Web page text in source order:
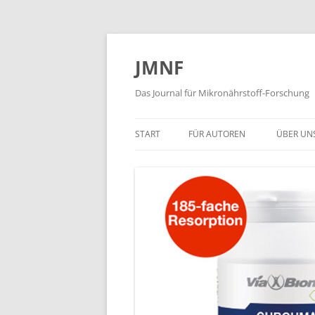
JMNF
Das Journal für Mikronährstoff-Forschung
START FÜR AUTOREN ÜBER